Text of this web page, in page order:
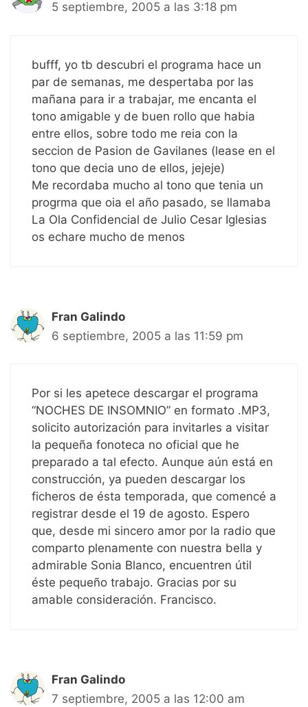
5 septiembre, 2005 a las 3:18 pm
bufff, yo tb descubri el programa hace un
par de semanas, me despertaba por las
mañana para ir a trabajar, me encanta el
tono amigable y de buen rollo que habia
entre ellos, sobre todo me reia con la
seccion de Pasion de Gavilanes (lease en el
tono que decia uno de ellos, jejeje)
Me recordaba mucho al tono que tenia un
progrma que oia el año pasado, se llamaba
La Ola Confidencial de Julio Cesar Iglesias
os echare mucho de menos
Fran Galindo
6 septiembre, 2005 a las 11:59 pm
Por si les apetece descargar el programa
“NOCHES DE INSOMNIO” en formato .MP3,
solicito autorización para invitarles a visitar
la pequeña fonoteca no oficial que he
preparado a tal efecto. Aunque aún está en
construcción, ya pueden descargar los
ficheros de ésta temporada, que comencé a
registrar desde el 19 de agosto. Espero
que, desde mi sincero amor por la radio que
comparto plenamente con nuestra bella y
admirable Sonia Blanco, encuentren útil
éste pequeño trabajo. Gracias por su
amable consideración. Francisco.
Fran Galindo
7 septiembre, 2005 a las 12:00 am